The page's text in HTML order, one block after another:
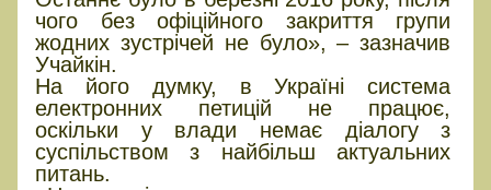
чого без офіційного закриття групи
жодних зустрічей не було», – зазначив
Учайкін.
На його думку, в Україні система
електронних петицій не працює,
оскільки у влади немає діалогу з
суспільством з найбільш актуальних
питань.